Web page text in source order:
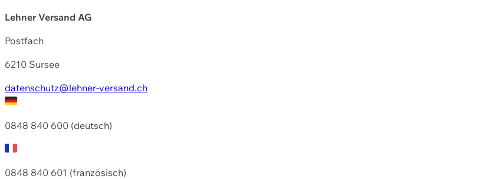
Lehner Versand AG
Postfach
6210 Sursee
datenschutz@lehner-versand.ch
0848 840 600 (deutsch)
0848 840 601 (französisch)